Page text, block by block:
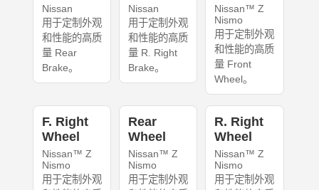
Nissan
用于定制外观
和性能的高质
量 Rear
Brake。
Nissan
用于定制外观
和性能的高质
量 R. Right
Brake。
Nissan™ Z
Nismo
用于定制外观
和性能的高质
量 Front
Wheel。
F. Right
Wheel
Nissan™ Z
Nismo
用于定制外观
Rear
Wheel
Nissan™ Z
Nismo
用于定制外观
R. Right
Wheel
Nissan™ Z
Nismo
用于定制外观